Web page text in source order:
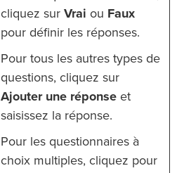
cliquez sur Vrai ou Faux
pour définir les réponses.
Pour tous les autres types de
questions, cliquez sur
Ajouter une réponse et
saisissez la réponse.
Pour les questionnaires à
choix multiples, cliquez pour